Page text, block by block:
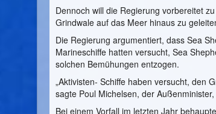
Dennoch will die Regierung vorbereitet
Grindwale auf das Meer hinaus zu
Die Regierung argumentiert, dass Sea
Marineschiffe hatten versucht, Sea
solchen Bemühungen entzogen.
„Aktivisten- Schiffe haben versucht, den
sagte Poul Michelsen, der
Bei einem Vorfall im letzten Jahr